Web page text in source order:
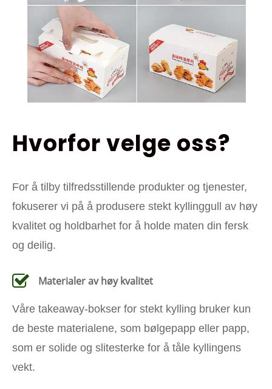
Hvorfor velge oss?
For å tilby tilfredsstillende produkter og tjenester,
fokuserer vi på å produsere stekt kyllinggull av høy
kvalitet og holdbarhet for å holde maten din fersk
og deilig.
Materialer av høy kvalitet
Våre takeaway-bokser for stekt kylling bruker kun
de beste materialene, som bølgepapp eller papp,
som er solide og slitesterke for å tåle kyllingens
vekt.